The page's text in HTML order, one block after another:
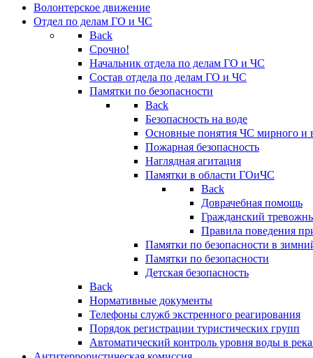
Волонтерское движение
Отдел по делам ГО и ЧС
Back
Срочно!
Начальник отдела по делам ГО и ЧС
Состав отдела по делам ГО и ЧС
Памятки по безопасности
Back
Безопасность на воде
Основные понятия ЧС мирного и
Пожарная безопасность
Наглядная агитация
Памятки в области ГОиЧС
Back
Доврачебная помощь
Гражданский
Правила поведения
Памятки по безопасности в
Памятки по безопасности
Детская безопасность
Back
Нормативные документы
Телефоны служб экстренного реагирования
Порядок регистрации туристических групп
Автоматический контроль уровня воды в